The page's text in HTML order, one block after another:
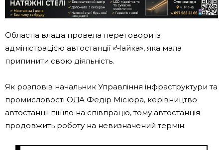
Обласна влада провела переговори із
адміністрацією автостанції «Чайка», яка мала
припинити свою діяльність.
Як розповів начальник Управління інфраструктури та
промисловості ОДА Федір Місюра, керівництво
автостанції пішло на співпрацю, тому автостанція
продовжить роботу на невизначений термін: